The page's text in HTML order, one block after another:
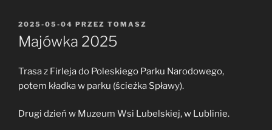
OPUBLIKOWANE
W
2025-05-04 PRZEZ TOMASZ
Majówka 2025
Trasa z Firleja do Poleskiego Parku Narodowego,
potem kładka w parku (ścieżka Spławy).
Drugi dzień w Muzeum Wsi Lubelskiej, w Lublinie.